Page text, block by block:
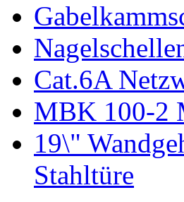
Cat.6A
MBK 100-2
19\"
Stahltüre